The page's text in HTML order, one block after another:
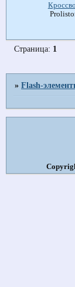
Страница: 1
»Flash-